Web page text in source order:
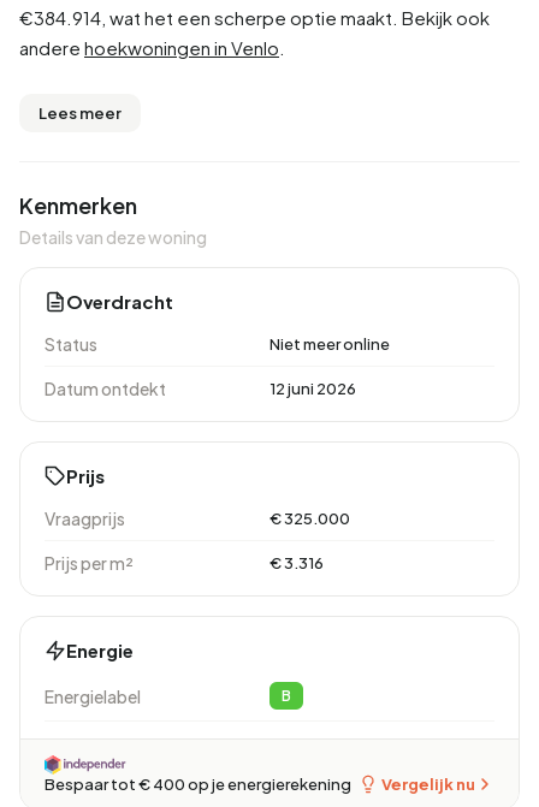
€384.914, wat het een scherpe optie maakt. Bekijk ook
andere hoekwoningen in Venlo
Lees meer
Kenmerken
Details van deze woning
Overdracht
Status Niet meer online
Datum ontdekt 12 juni 2026
Prijs
Vraagprijs € 325.000
Prijs per m² € 3.316
Energie
Energielabel B
Bespaar tot € 400 op je energierekening Vergelijk nu